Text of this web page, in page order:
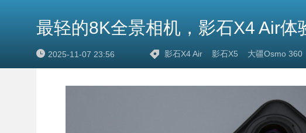
最轻的8K全景相机，影石X4 Air体
2025-11-07 23:56 影石X4 Air 影石X5 大疆Osmo 360